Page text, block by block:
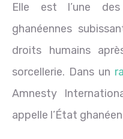
Elle est l’une
ghanéennes
droits humains
sorcellerie. Dans un
Amnesty
appelle l’État